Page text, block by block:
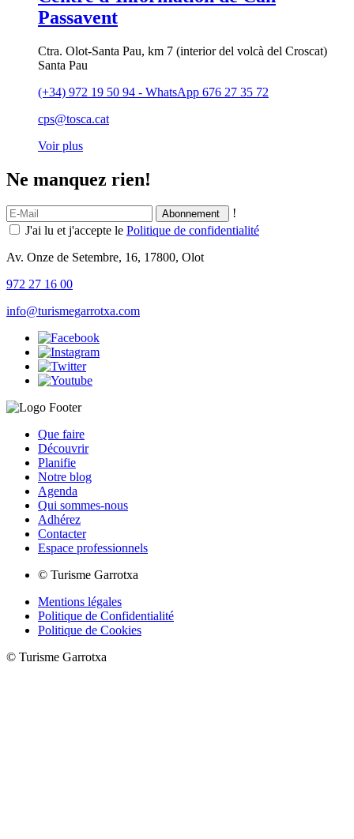
Passavent
Ctra. Olot-Santa Pau, km 7 (interior del volcà del Croscat)
Santa Pau
(+34) 972 19 50 94 - WhatsApp 676 27 35 72
cps@tosca.cat
Voir plus
Ne manquez rien!
!
J'ai lu et j'accepte le Politique de confidentialité
Av. Onze de Setembre, 16, 17800, Olot
972 27 16 00
info@turismegarrotxa.com
Que faire
Découvrir
Planifie
Notre blog
Agenda
Qui sommes-nous
Adhérez
Contacter
Espace professionnels
© Turisme Garrotxa
Mentions légales
Politique de Confidentialité
Politique de Cookies
© Turisme Garrotxa